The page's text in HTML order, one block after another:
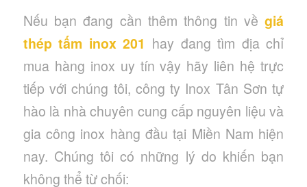
Nếu bạn đang cần thêm thông tin vềgiá
thép tấm inox 201 hay đang tìm địa chỉ
mua hàng inox uy tín vậy hãy liên hệ trực
tiếp với chúng tôi, công ty Inox Tân Sơn tự
hào là nhà chuyên cung cấp nguyên liệu và
gia công inox hàng đầu tại Miền Nam hiện
nay. Chúng tôi có những lý do khiến bạn
không thể từ chối: